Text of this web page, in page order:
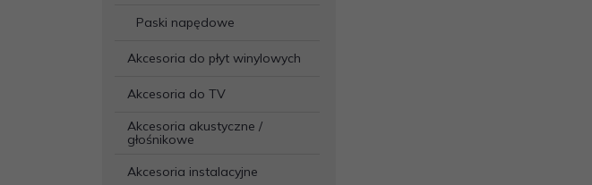
Paski napędowe
Akcesoria do płyt winylowych
Akcesoria do TV
Akcesoria akustyczne /
głośnikowe
Akcesoria instalacyjne